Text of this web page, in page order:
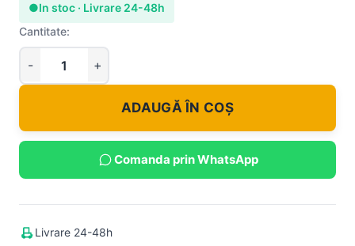
●In stoc · Livrare 24-48h
Cantitate:
ADAUGĂ ÎN COȘ
Comanda prin WhatsApp
Livrare 24-48h